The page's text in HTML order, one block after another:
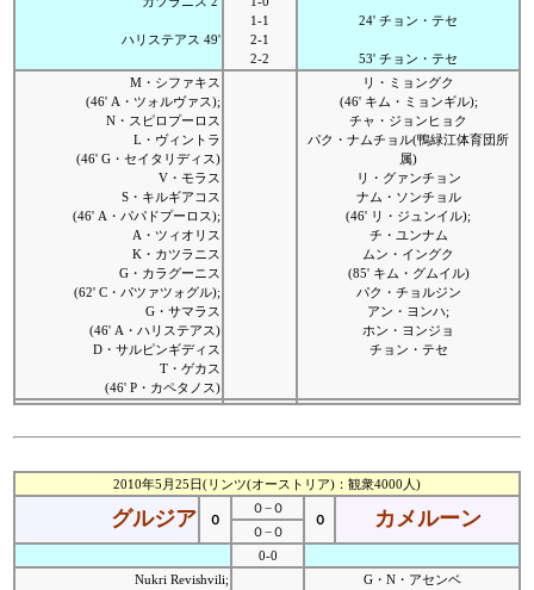
ハリステアス 49'
1-1
2-1
2-2
24' チョン・テセ
53' チョン・テセ
M・シファキス
(46' A・ツォルヴァス);
N・スピロプーロス
L・ヴィントラ
(46' G・セイタリディス)
V・モラス
S・キルギアコス
(46' A・パパドプーロス);
A・ツィオリス
K・カツラニス
G・カラグーニス
(62' C・パツァツォグル);
G・サマラス
(46' A・ハリステアス)
D・サルピンギディス
T・ゲカス
(46' P・カペタノス)
リ・ミョングク
(46' キム・ミョンギル);
チャ・ジョンヒョク
パク・ナムチョル(鴨緑江体育団所
属)
リ・グァンチョン
ナム・ソンチョル
(46' リ・ジュンイル);
チ・ユンナム
ムン・イングク
(85' キム・グムイル)
パク・チョルジン
アン・ヨンハ;
ホン・ヨンジョ
チョン・テセ
2010年5月25日(リンツ(オーストリア)：観衆4000人)
グルジア ０
０−０
０
カメルーン
０−０
0-0
Nukri Revishvili;
G・N・アセンベ